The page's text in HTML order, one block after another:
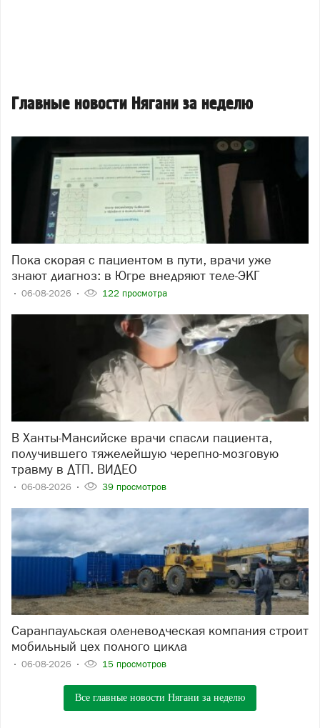
Главные новости Нягани за неделю
Пока скорая с пациентом в пути, врачи уже
знают диагноз: в Югре внедряют теле-ЭКГ
06-08-2026 122 просмотра
В Ханты-Мансийске врачи спасли пациента,
получившего тяжелейшую черепно-мозговую
травму в ДТП. ВИДЕО
06-08-2026 39 просмотров
Саранпаульская оленеводческая компания строит
мобильный цех полного цикла
06-08-2026 15 просмотров
Все главные новости Нягани за неделю